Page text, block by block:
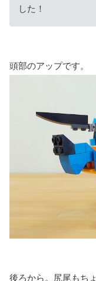
した！
頭部のアップです。
後ろから。尻尾もち